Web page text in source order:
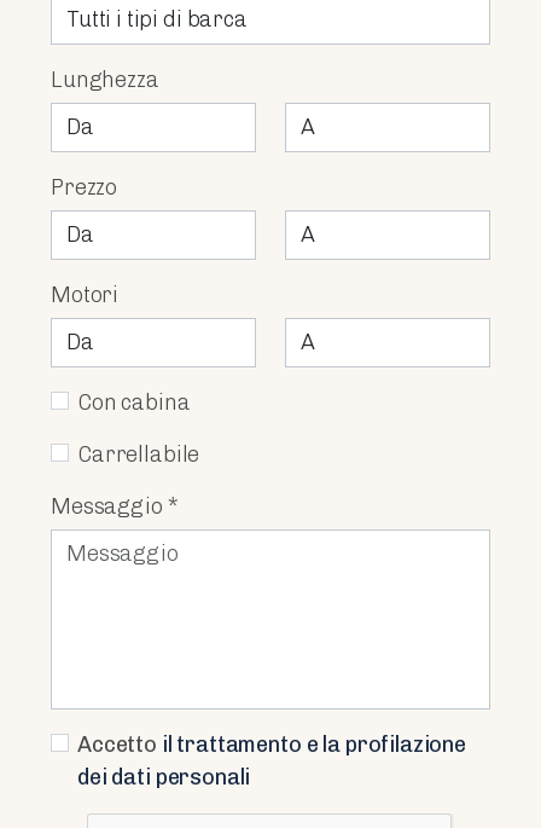
Lunghezza
Prezzo
Motori
Con cabina
Carrellabile
Messaggio *
Accetto il trattamento e la profilazione
dei dati personali